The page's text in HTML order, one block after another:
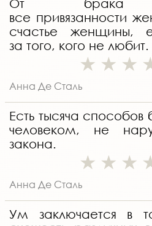
От брака
все привязанности
счастье женщины,
за того, кого не любит.
Анна Де Сталь
Есть тысяча способов
человеком, не
закона.
Анна Де Сталь
Ум заключается в